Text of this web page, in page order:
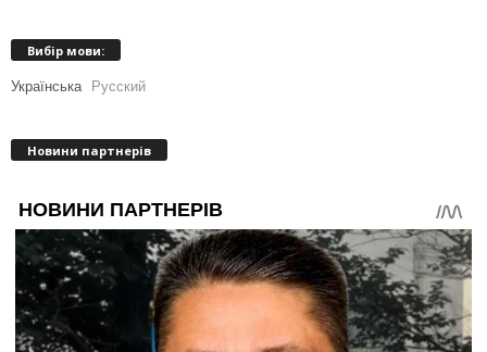
Вибір мови:
Українська Русский
Новини партнерів